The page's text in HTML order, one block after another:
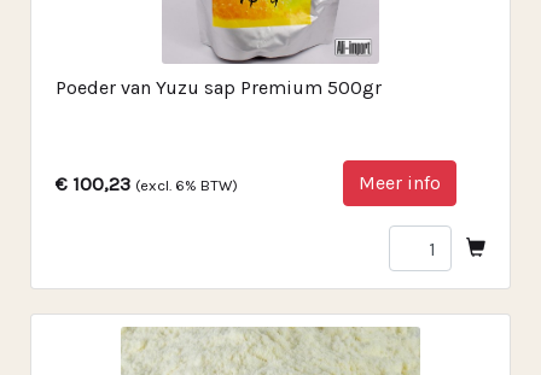
Poeder van Yuzu sap Premium 500gr
€ 100,23 (excl. 6% BTW) Meer info